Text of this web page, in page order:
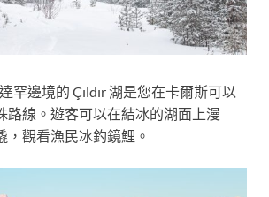
罕邊境的 Çıldır 湖是您在卡爾斯可以
路線。遊客可以在結冰的湖面上漫
，觀看漁民冰釣鏡鯉。